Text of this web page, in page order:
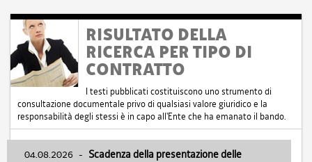
RISULTATO DELLA
RICERCA PER TIPO DI
CONTRATTO
I testi pubblicati costituiscono uno strumento di
consultazione documentale privo di qualsiasi valore giuridico e la
responsabilità degli stessi è in capo all'Ente che ha emanato il bando.
04.08.2026 - Scadenza della presentazione delle